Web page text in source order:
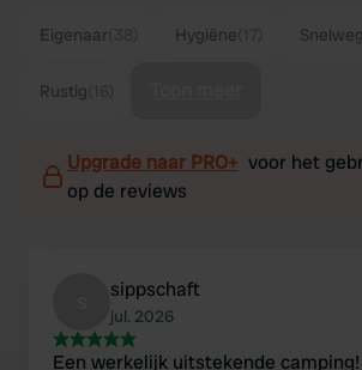
Eigenaar Hygiëne Snelweg
Rustig
Upgrade naar PRO+ voor het
op de reviews
sippschaft
jul. 2026
Een werkelijk uitstekende camping!